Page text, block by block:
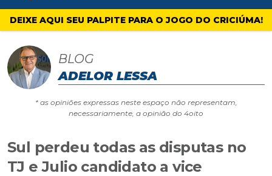
4oito
DEIXE AQUI SEU PALPITE PARA O JOGO DO CRICIÚMA!
BLOG
ADELOR LESSA
* as opiniões expressas neste espaço não representam,
necessariamente, a opinião do 4oito
Sul perdeu todas as disputas no
TJ e Julio candidato a vice